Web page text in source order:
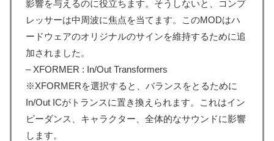
影響を与えるのに役立ちます。そうしないと、コンプ
レッサーは中周波に焦点を当てます。このMODはハ
ードウェアのオリジナルのサインを維持するために追
加されました。
– XFORMER : In/Out Transformers
※XFORMERを選択すると、バランスをとるために
In/Out ICがトランスに置き換えられます。これはイン
ピーダンス、キャラクター、全体的なサウンドに影響
します。